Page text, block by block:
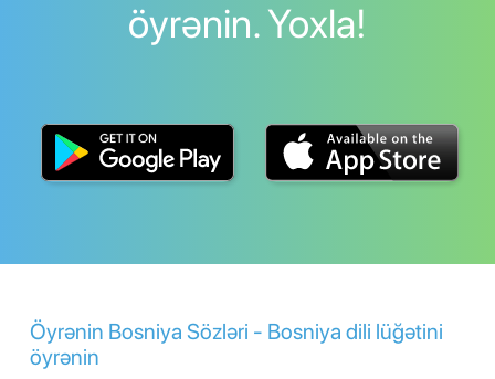
öyrənin. Yoxla!
Öyrənin Bosniya Sözləri - Bosniya dili lüğətini
öyrənin